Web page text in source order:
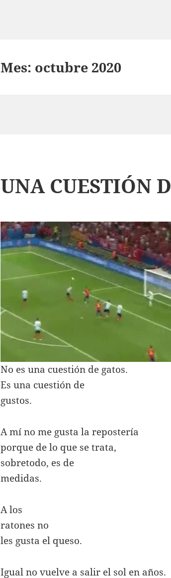
Mes: octubre 2020
UNA CUESTIÓN
No es una cuestión de gatos.
Es una cuestión de
gustos.
A mí no me gusta la repostería
porque de lo que se trata,
sobretodo, es de
medidas.
A los
ratones no
les gusta el queso.
Igual no vuelve a salir el sol en años.